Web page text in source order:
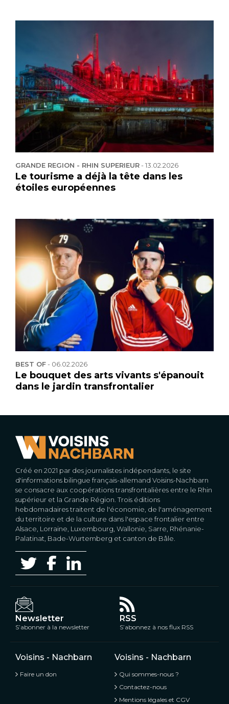
GRANDE REGION - RHIN SUPERIEUR-13.02.2026
Le tourisme a déjà la tête dans les
étoiles européennes
BEST OF- 06.02.2026
Le bouquet des arts vivants s'épanouit
dans le jardin transfrontalier
Créé en 2021 par des journalistes indépendants, le site
d'informations bilingue français-allemand Voisins-Nachbarn
se consacre aux coopérations transfrontalières entre le Rhin
supérieur et la Grande Région. Trois éditions
hebdomadaires traitent de l'économie, de l'aménagement
du territoire et de la culture dans l'espace frontalier entre
Alsace, Lorraine, Luxembourg, Wallonie, Sarre, Rhénanie-
Palatinat, Bade-Wurtemberg et canton de Bâle.
Newsletter
S’abonner à la newsletter
RSS
S’abonnez à nos flux RSS
Voisins - Nachbarn
Faire un don
Voisins - Nachbarn
Qui sommes-nous ?
Contactez-nous
Mentions légales et CGV